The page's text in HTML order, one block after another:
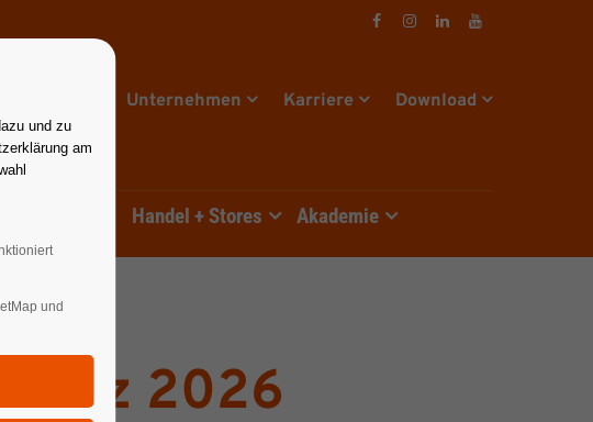
Handel + Stores Akademie
Unternehmen Karriere Download
2026
und zu
am
und